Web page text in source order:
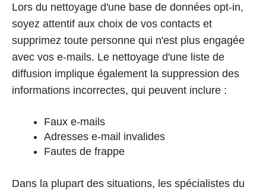
Lors du nettoyage d'une base de données opt-in,
soyez attentif aux choix de vos contacts et
supprimez toute personne qui n'est plus engagée
avec vos e-mails. Le nettoyage d'une liste de
diffusion implique également la suppression des
informations incorrectes, qui peuvent inclure :
Faux e-mails
Adresses e-mail invalides
Fautes de frappe
Dans la plupart des situations, les spécialistes du